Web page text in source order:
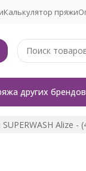
Калькулятор пряжи
других брендов
Alize -